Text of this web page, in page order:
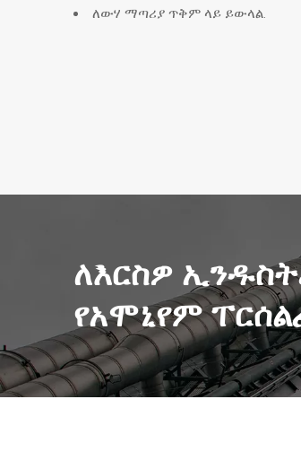
ለውሃ ማጣሪያ ጥቅም ላይ ይውላል.
ለእርስዎ
የአሞኒየም